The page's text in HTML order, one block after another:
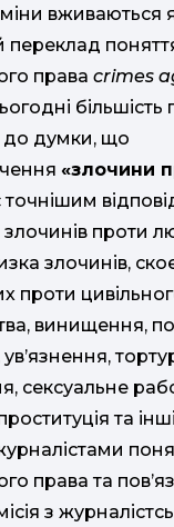
вживаються
переклад
права crimes
більшість
до думки, що
«злочини
точнішим
проти
злочинів,
проти
винищення,
сексуальне
та
права та
з